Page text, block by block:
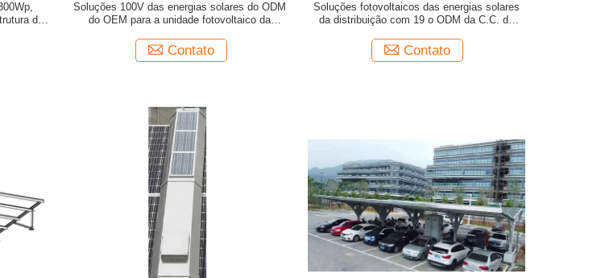
do
Soluções 100V das energias solares do ODM
do OEM para a unidade fotovoltaico da
Contato
Soluções fotovoltaicos das energias solares
da distribuição com 19 o ODM da C.C. da
Contato